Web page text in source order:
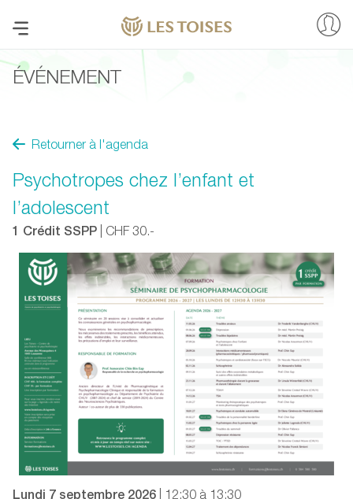
ÉVÉNEMENT
Retourner à l'agenda
Psychotropes chez l’enfant et
l’adolescent
1 Crédit SSPP | CHF 30.-
Lundi 7 septembre 2026 | 12:30 à 13:30